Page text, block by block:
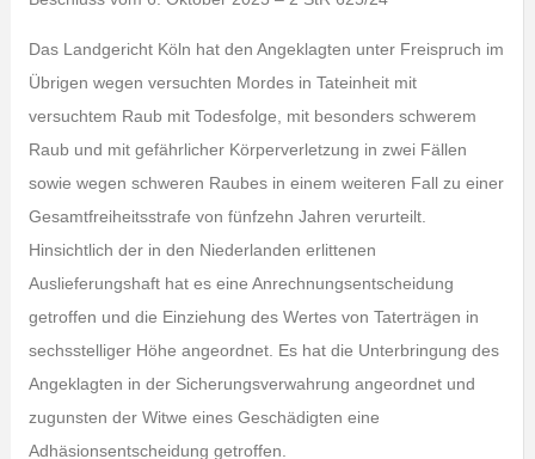
Das Landgericht Köln hat den Angeklagten unter Freispruch im
Übrigen wegen versuchten Mordes in Tateinheit mit
versuchtem Raub mit Todesfolge, mit besonders schwerem
Raub und mit gefährlicher Körperverletzung in zwei Fällen
sowie wegen schweren Raubes in einem weiteren Fall zu einer
Gesamtfreiheitsstrafe von fünfzehn Jahren verurteilt.
Hinsichtlich der in den Niederlanden erlittenen
Auslieferungshaft hat es eine Anrechnungsentscheidung
getroffen und die Einziehung des Wertes von Taterträgen in
sechsstelliger Höhe angeordnet. Es hat die Unterbringung des
Angeklagten in der Sicherungsverwahrung angeordnet und
zugunsten der Witwe eines Geschädigten eine
Adhäsionsentscheidung getroffen.